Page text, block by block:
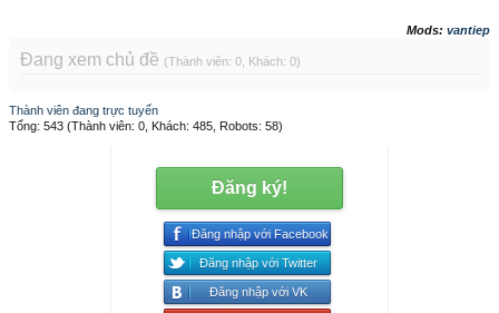
Mods: vantiep
Đang xem chủ đề (Thành viên: 0, Khách: 0)
Thành viên đang trực tuyến
Tổng: 543 (Thành viên: 0, Khách: 485, Robots: 58)
Đăng ký!
Đăng nhập với Facebook
Đăng nhập với Twitter
Đăng nhập với VK